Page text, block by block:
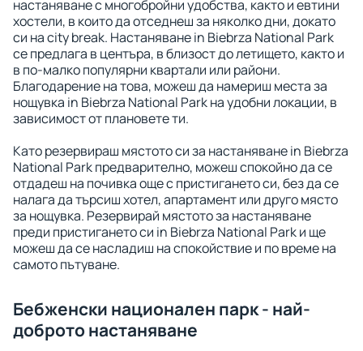
настаняване с многобройни удобства, както и евтини
хостели, в които да отседнеш за няколко дни, докато
си на city break. Настаняване in Biebrza National Park
се предлага в центъра, в близост до летището, както и
в по-малко популярни квартали или райони.
Благодарение на това, можеш да намериш места за
нощувка in Biebrza National Park на удобни локации, в
зависимост от плановете ти.
Като резервираш мястото си за настаняване in Biebrza
National Park предварително, можеш спокойно да се
отдадеш на почивка още с пристигането си, без да се
налага да търсиш хотел, апартамент или друго място
за нощувка. Резервирай мястото за настаняване
преди пристигането си in Biebrza National Park и ще
можеш да се насладиш на спокойствие и по време на
самото пътуване.
Бебженски национален парк - най-
доброто настаняване